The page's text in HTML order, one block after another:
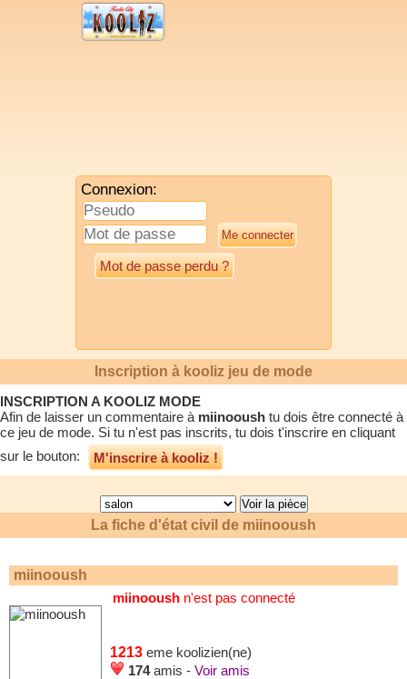
Connexion:
Mot de passe perdu ?
Inscription à kooliz jeu de mode
INSCRIPTION A KOOLIZ MODE
Afin de laisser un commentaire à miinooush tu dois être connecté à
ce jeu de mode. Si tu n'est pas inscrits, tu dois t'inscrire en cliquant
sur le bouton:
M'inscrire à kooliz !
La fiche d'état civil de miinooush
miinooush
miinooushn'est pas connecté
1213 eme koolizien(ne)
174amis - Voir amis